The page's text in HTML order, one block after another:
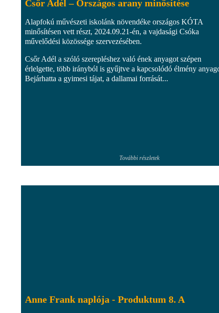
Csőr Adél – Országos arany minősítése
Alapfokú művészeti iskolánk növendéke országos KÓTA
minősítésen vett részt, 2024.09.21-én, a vajdasági Csóka
művelődési közössége szervezésében.
Csőr Adél a szóló szerepléshez való ének anyagot szépen
érlelgette, több irányból is gyűjtve a kapcsolódó élmény
Bejárhatta a gyimesi tájat, a dallamai forrását...
További részletek
Anne Frank naplója - Produktum 8. A